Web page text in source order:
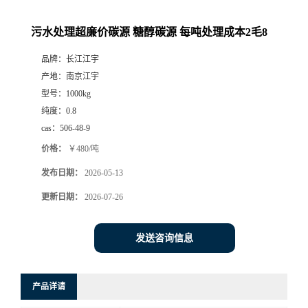
污水处理超廉价碳源 糖醇碳源 每吨处理成本2毛8
品牌： 长江江宇
产地： 南京江宇
型号： 1000kg
纯度： 0.8
cas： 506-48-9
价格： ￥480/吨
发布日期： 2026-05-13
更新日期： 2026-07-26
发送咨询信息
产品详请